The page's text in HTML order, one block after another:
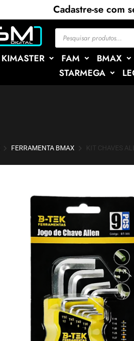
Cadastre-se com
KIMASTER FAM BMAX
STARMEGA
FERRAMENTA BMAX KIT CHAVES